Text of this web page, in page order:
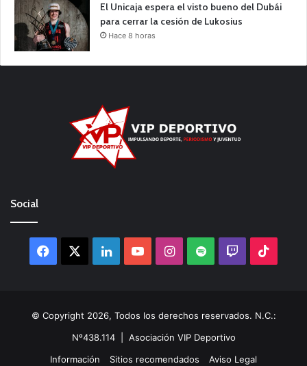
El Unicaja espera el visto bueno del Dubái
para cerrar la cesión de Lukosius
Hace 8 horas
Social
Facebook LinkedInYouTubeInstagram
Spotify Twitch
© Copyright 2026, Todos los derechos reservados. N.C.:
Nº438.114 | Asociación VIP Deportivo
Información
Sitios recomendados Aviso Legal